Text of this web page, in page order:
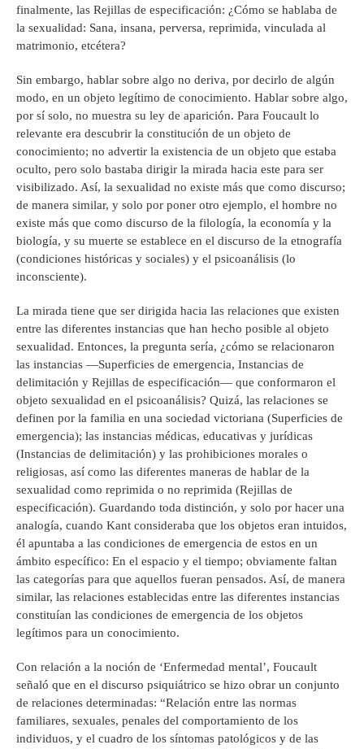
finalmente, las Rejillas de especificación: ¿Cómo se hablaba de
la sexualidad: Sana, insana, perversa, reprimida, vinculada al
matrimonio, etcétera?
Sin embargo, hablar sobre algo no deriva, por decirlo de algún
modo, en un objeto legítimo de conocimiento. Hablar sobre algo,
por sí solo, no muestra su ley de aparición. Para Foucault lo
relevante era descubrir la constitución de un objeto de
conocimiento; no advertir la existencia de un objeto que estaba
oculto, pero solo bastaba dirigir la mirada hacia este para ser
visibilizado. Así, la sexualidad no existe más que como discurso;
de manera similar, y solo por poner otro ejemplo, el hombre no
existe más que como discurso de la filología, la economía y la
biología, y su muerte se establece en el discurso de la etnografía
(condiciones históricas y sociales) y el psicoanálisis (lo
inconsciente).
La mirada tiene que ser dirigida hacia las relaciones que existen
entre las diferentes instancias que han hecho posible al objeto
sexualidad. Entonces, la pregunta sería, ¿cómo se relacionaron
las instancias —Superficies de emergencia, Instancias de
delimitación y Rejillas de especificación— que conformaron el
objeto sexualidad en el psicoanálisis? Quizá, las relaciones se
definen por la familia en una sociedad victoriana (Superficies de
emergencia); las instancias médicas, educativas y jurídicas
(Instancias de delimitación) y las prohibiciones morales o
religiosas, así como las diferentes maneras de hablar de la
sexualidad como reprimida o no reprimida (Rejillas de
especificación). Guardando toda distinción, y solo por hacer una
analogía, cuando Kant consideraba que los objetos eran intuidos,
él apuntaba a las condiciones de emergencia de estos en un
ámbito específico: En el espacio y el tiempo; obviamente faltan
las categorías para que aquellos fueran pensados. Así, de manera
similar, las relaciones establecidas entre las diferentes instancias
constituían las condiciones de emergencia de los objetos
legítimos para un conocimiento.
Con relación a la noción de ‘Enfermedad mental’, Foucault
señaló que en el discurso psiquiátrico se hizo obrar un conjunto
de relaciones determinadas: “Relación entre las normas
familiares, sexuales, penales del comportamiento de los
individuos, y el cuadro de los síntomas patológicos y de las